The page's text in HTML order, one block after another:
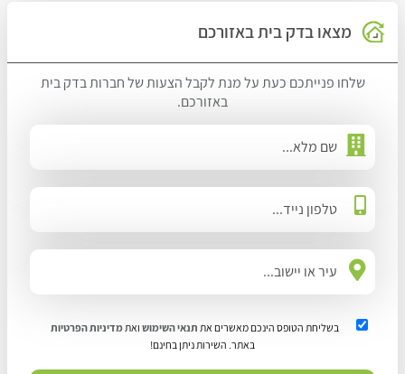
מצאו בדק בית באזורכם
שלחו פנייתכם כעת על מנת לקבל הצעות של חברות בדק בית
באזורכם.
בשליחת הטופס הינכם מאשרים את תנאי השימוש ואתמדיניות הפרטיות
באתר. השירות ניתן בחינם!